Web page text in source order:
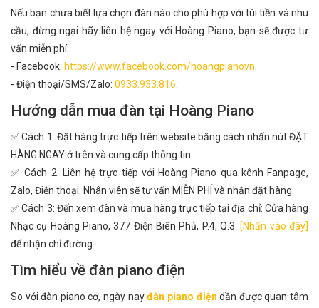
Nếu bạn chưa biết lựa chọn đàn nào cho phù hợp với túi tiền và nhu
cầu, đừng ngại hãy liên hệ ngay với Hoàng Piano, bạn sẽ được tư
vấn miễn phí:
- Facebook: https://www.facebook.com/hoangpianovn
- Điện thoại/SMS/Zalo: 0933.933.816
Hướng dẫn mua đàn tại Hoàng Piano
✅ Cách 1: Đặt hàng trực tiếp trên website bằng cách nhấn nút ĐẶT
HÀNG NGAY ở trên và cung cấp thông tin.
✅ Cách 2: Liên hệ trực tiếp với Hoàng Piano qua kênh Fanpage,
Zalo, Điện thoại. Nhân viên sẽ tư vấn MIỄN PHÍ và nhận đặt hàng.
✅ Cách 3: Đến xem đàn và mua hàng trực tiếp tại địa chỉ: Cửa hàng
Nhạc cụ Hoàng Piano, 377 Điện Biên Phủ, P.4, Q.3.
[Nhấn vào đây]
để nhận chỉ đường.
Tìm hiểu về đàn piano điện
So với đàn piano cơ, ngày nayđàn piano điện dần được quan tâm